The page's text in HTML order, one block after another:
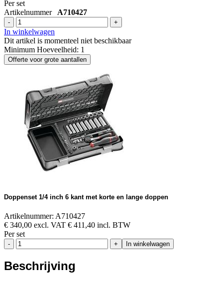
Per set
Artikelnummer A710427
- +
In winkelwagen
Dit artikel is momenteel niet beschikbaar
Minimum Hoeveelheid: 1
Offerte voor grote aantallen
Doppenset 1/4 inch 6 kant met korte en lange doppen
Artikelnummer: A710427
€ 340,00 excl. VAT € 411,40 incl. BTW
Per set
- + In winkelwagen
Beschrijving